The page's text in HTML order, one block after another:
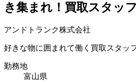
き集まれ！買取スタッフ
アンドトランク株式会社
好きな物に囲まれて働く買取スタッ
勤務地
富山県